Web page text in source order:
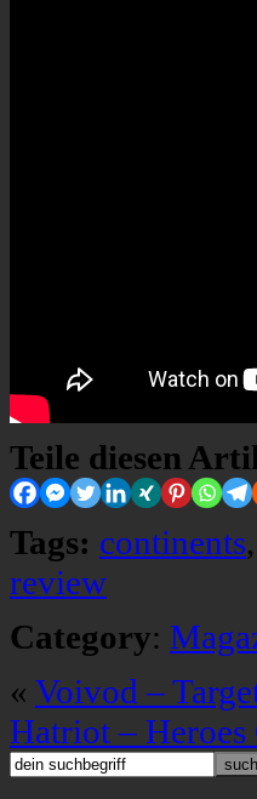
Teile diesen
Tags: continents,
review
Category:
« Voivod –
Hatriot –